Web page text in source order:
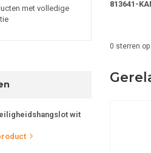
met volledige
wit
813641-
0 sterren